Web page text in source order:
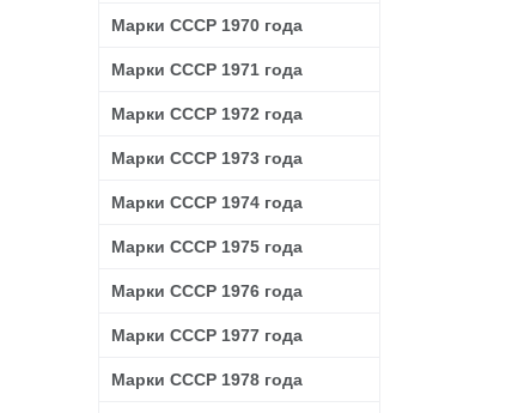
Марки СССР 1970 года
Марки СССР 1971 года
Марки СССР 1972 года
Марки СССР 1973 года
Марки СССР 1974 года
Марки СССР 1975 года
Марки СССР 1976 года
Марки СССР 1977 года
Марки СССР 1978 года